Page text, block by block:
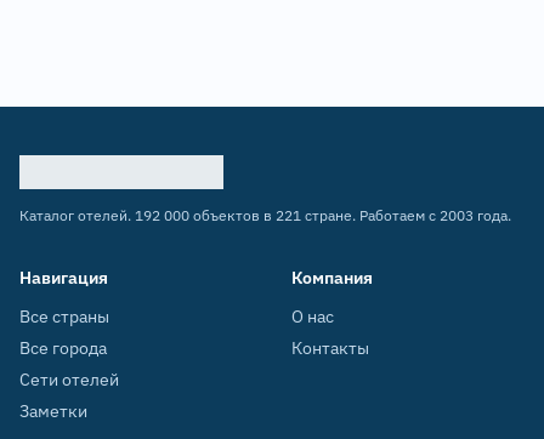
Каталог отелей. 192 000 объектов в 221 стране. Работаем с 2003 года.
Навигация
Все страны
Все города
Сети отелей
Заметки
Компания
О нас
Контакты